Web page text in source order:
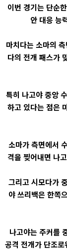
이번 경기는 단순
안 대응 능
마치다는 소마의
다의 전개 패스가
특히 나고야 중앙
하고 있다는 점은
소마가 측면에서
격을 찢어내면 나
그리고 시모다가
야 쓰리백은 한쪽
나고야는 주커를
공격 전개가 단조